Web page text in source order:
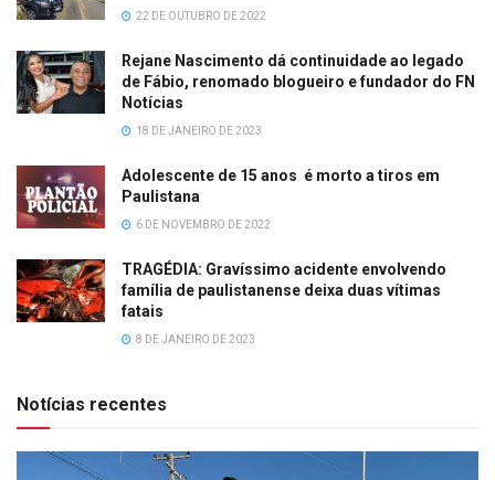
22 DE OUTUBRO DE 2022
Rejane Nascimento dá continuidade ao legado
de Fábio, renomado blogueiro e fundador do FN
Notícias
18 DE JANEIRO DE 2023
Adolescente de 15 anos é morto a tiros em
Paulistana
6 DE NOVEMBRO DE 2022
TRAGÉDIA: Gravíssimo acidente envolvendo
família de paulistanense deixa duas vítimas
fatais
8 DE JANEIRO DE 2023
Notícias recentes